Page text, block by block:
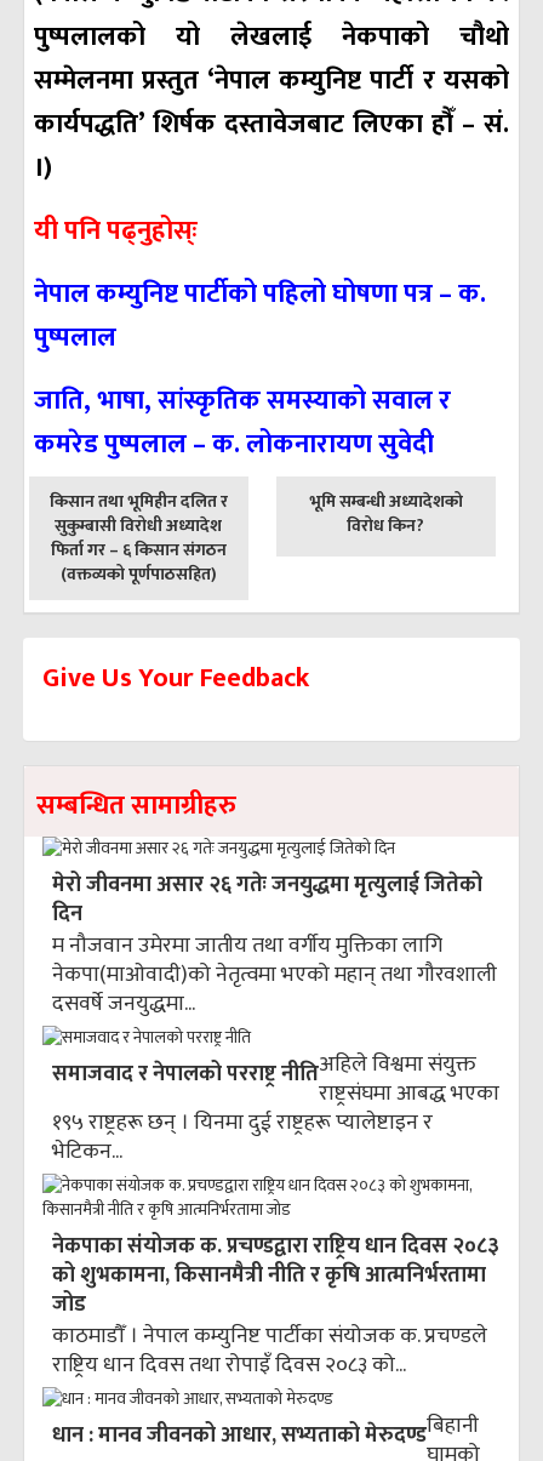
पुष्पलालको यो लेखलाई नेकपाको चौथो
सम्मेलनमा प्रस्तुत ‘नेपाल कम्युनिष्ट पार्टी र यसको
कार्यपद्धति’ शिर्षक दस्तावेजबाट लिएका हौँ – सं.
।)
यी पनि पढ्नुहोस्ः
नेपाल कम्युनिष्ट पार्टीको पहिलो घोषणा पत्र – क.
पुष्पलाल
जाति, भाषा, सांस्कृतिक समस्याको सवाल र
कमरेड पुष्पलाल – क. लोकनारायण सुवेदी
पछिल्लाे
किसान तथा भूमिहीन दलित र
सुकुम्बासी विरोधी अध्यादेश
फिर्ता गर – ६ किसान संगठन
(वक्तव्यको पूर्णपाठसहित)
अघिल्लाे
भूमि सम्बन्धी अध्यादेशको
विरोध किन?
Give Us Your Feedback
सम्बन्धित सामाग्रीहरु
मेरो जीवनमा असार २६ गतेः जनयुद्धमा मृत्युलाई जितेको
दिन
म नौजवान उमेरमा जातीय तथा वर्गीय मुक्तिका लागि
नेकपा(माओवादी)को नेतृत्वमा भएको महान् तथा गौरवशाली
दसवर्षे जनयुद्धमा...
समाजवाद र नेपालको परराष्ट्र नीतिअहिले विश्वमा संयुक्त
राष्ट्रसंघमा आबद्ध भएका
१९५ राष्ट्रहरू छन् । यिनमा दुई राष्ट्रहरू प्यालेष्टाइन र
भेटिकन...
नेकपाका संयोजक क. प्रचण्डद्वारा राष्ट्रिय धान दिवस २०८३
को शुभकामना, किसानमैत्री नीति र कृषि आत्मनिर्भरतामा
जोड
काठमाडौँ । नेपाल कम्युनिष्ट पार्टीका संयोजक क. प्रचण्डले
राष्ट्रिय धान दिवस तथा रोपाइँ दिवस २०८३ को...
धान : मानव जीवनको आधार, सभ्यताको मेरुदण्डबिहानी